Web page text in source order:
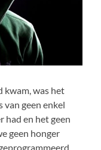
kwam, was het
van geen enkel
had en het geen
geen honger